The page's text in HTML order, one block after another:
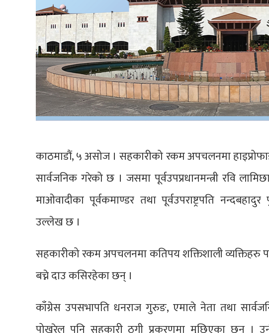
काठमाडौं, ५ असोज । सहकारीको रकम अपचलनमा
सार्वजनिक गरेको छ । जसमा पूर्वउपप्रधानमन्त्री रवि
माओवादीका पूर्वकमाण्डर तथा पूर्वउपराष्ट्रपति
उल्लेख छ ।
सहकारीको रकम अपचलनमा कतिपय शक्तिशाली व्यक्तिहरु
बच्ने दाउ कसिरहेका छन् ।
काँग्रेस उपसभापति धनराज गुरुङ, एमाले नेता तथा